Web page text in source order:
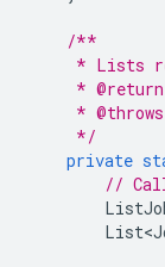
/**
* Lists
*
*
     */
private
//